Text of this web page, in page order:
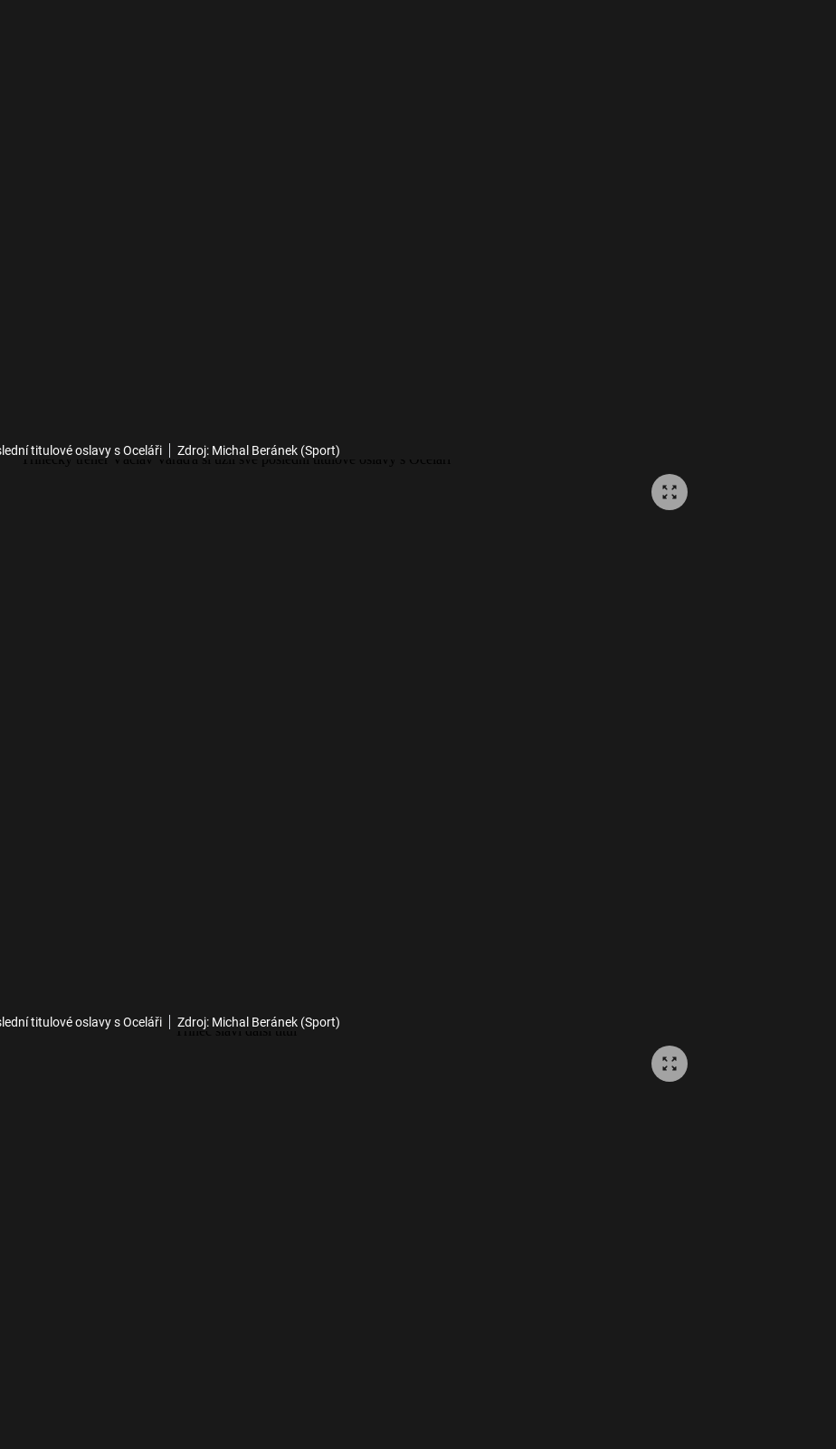
titulové oslavy s Oceláři Zdroj: Michal Beránek (Sport)
titulové oslavy s Oceláři Zdroj: Michal Beránek (Sport)